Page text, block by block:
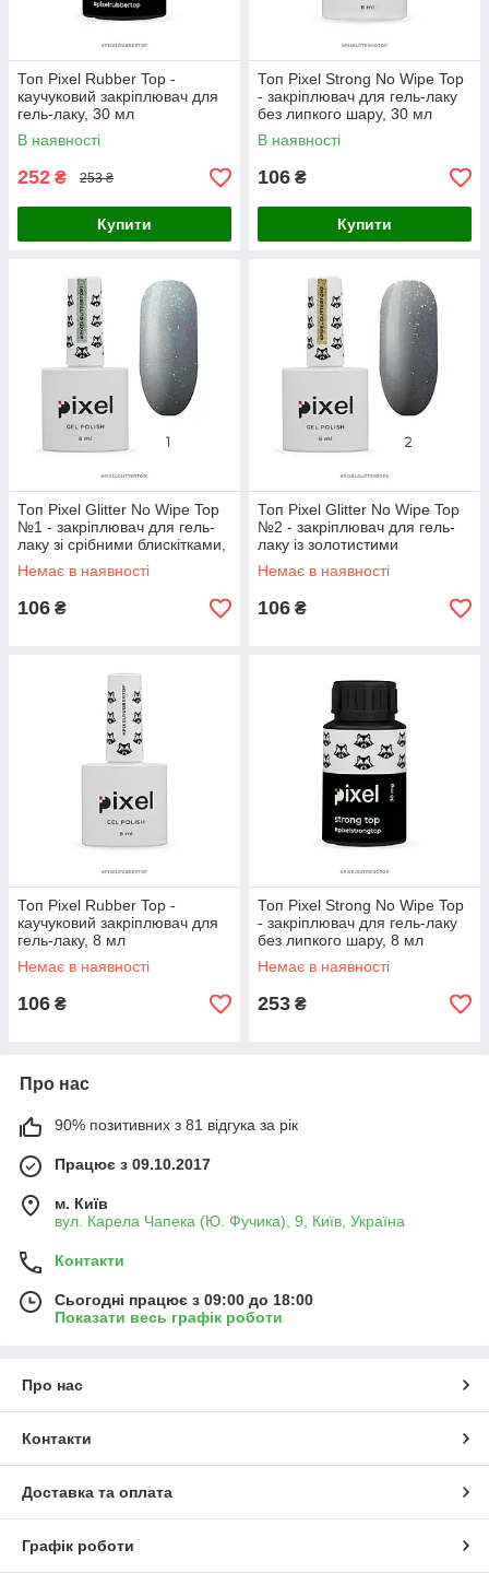
Топ Pixel Rubber Top -
каучуковий закріплювач для
гель-лаку, 30 мл
В наявності
252 ₴ 253 ₴
Купити
Топ Pixel Strong No Wipe Top
- закріплювач для гель-лаку
без липкого шару, 30 мл
В наявності
106 ₴
Купити
Топ Pixel Glitter No Wipe Top
№1 - закріплювач для гель-
лаку зі срібними блискітками,
8 мл
Немає в наявності
106 ₴
Топ Pixel Glitter No Wipe Top
№2 - закріплювач для гель-
лаку із золотистими
блискітками, 8 мл
Немає в наявності
106 ₴
Топ Pixel Rubber Top -
каучуковий закріплювач для
гель-лаку, 8 мл
Немає в наявності
106 ₴
Топ Pixel Strong No Wipe Top
- закріплювач для гель-лаку
без липкого шару, 8 мл
Немає в наявності
253 ₴
Про нас
90% позитивних з 81 відгука за рік
Працює з 09.10.2017
м. Київ
вул. Карела Чапека (Ю. Фучика), 9, Київ, Україна
Контакти
Сьогодні працює з 09:00 до 18:00
Показати весь графік роботи
Про нас
Контакти
Доставка та оплата
Графік роботи